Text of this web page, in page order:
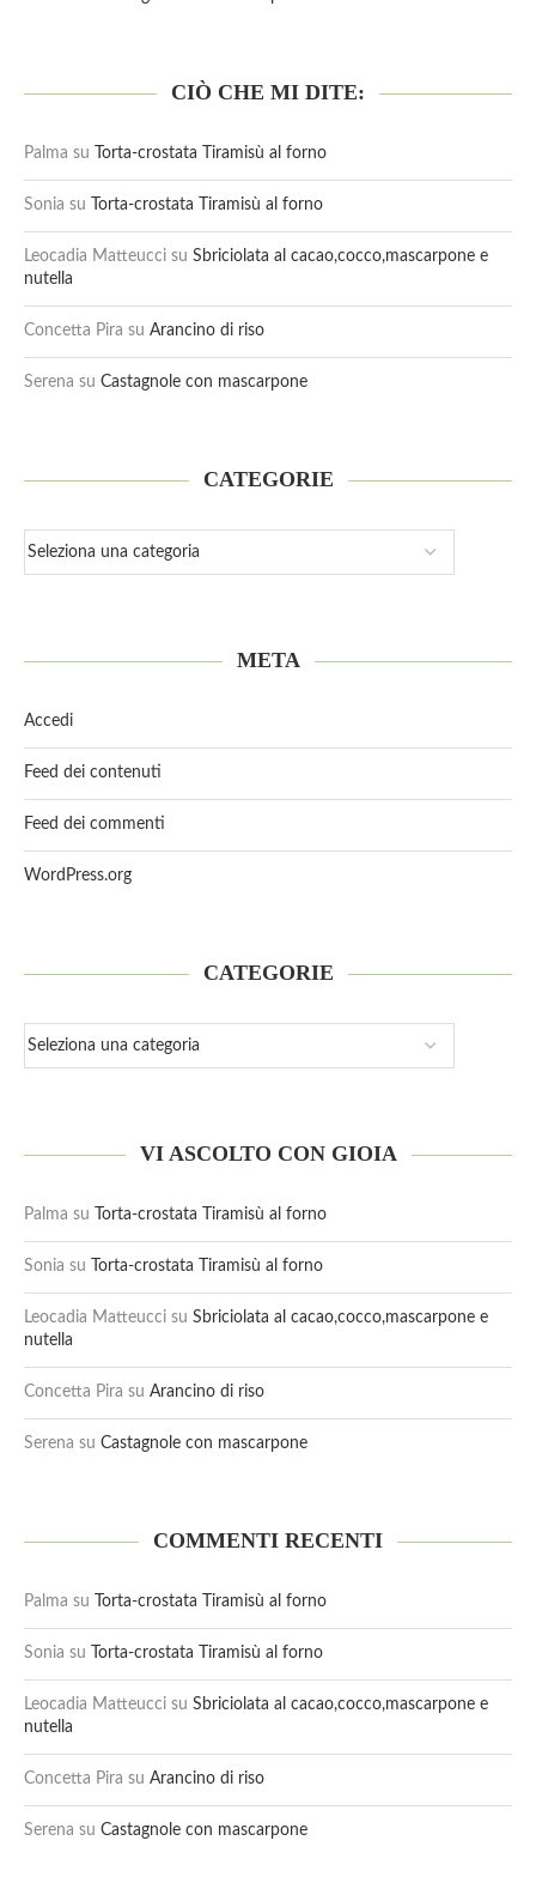
CIÒ CHE MI DITE:
Palma su Torta-crostata Tiramisù al forno
Sonia su Torta-crostata Tiramisù al forno
Leocadia Matteucci su Sbriciolata al cacao,cocco,mascarpone e
nutella
Concetta Pira su Arancino di riso
Serena su Castagnole con mascarpone
CATEGORIE
META
Accedi
Feed dei contenuti
Feed dei commenti
WordPress.org
CATEGORIE
VI ASCOLTO CON GIOIA
Palma su Torta-crostata Tiramisù al forno
Sonia su Torta-crostata Tiramisù al forno
Leocadia Matteucci su Sbriciolata al cacao,cocco,mascarpone e
nutella
Concetta Pira su Arancino di riso
Serena su Castagnole con mascarpone
COMMENTI RECENTI
Palma su Torta-crostata Tiramisù al forno
Sonia su Torta-crostata Tiramisù al forno
Leocadia Matteucci su Sbriciolata al cacao,cocco,mascarpone e
nutella
Concetta Pira su Arancino di riso
Serena su Castagnole con mascarpone